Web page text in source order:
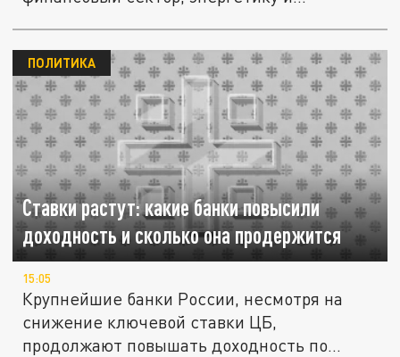
Ставки растут: какие банки повысили
доходность и сколько она продержится
ПОЛИТИКА
15:05
Крупнейшие банки России, несмотря на
снижение ключевой ставки ЦБ,
продолжают повышать доходность по